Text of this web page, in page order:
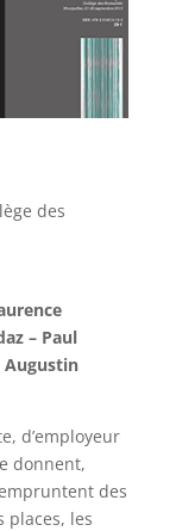
des
– Paul
Augustin
d’employeur
donnent,
des
places, les